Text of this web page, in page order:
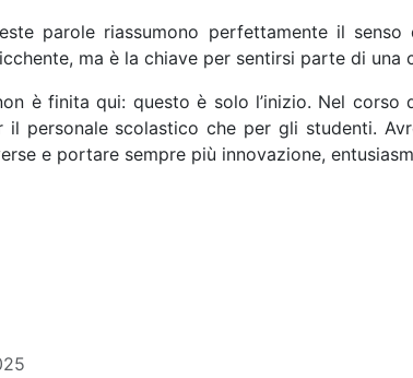
parole riassumono perfettamente il
ma è la chiave per sentirsi parte di
è finita qui: questo è solo l’inizio. Nel corso
il personale scolastico che per gli studenti.
e portare sempre più innovazione,